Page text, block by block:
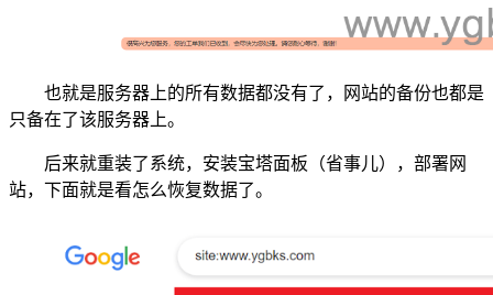
也就是服务器上的所有数据都没有了，网站的备份也都是
只备在了该服务器上。
后来就重装了系统，安装宝塔面板（省事儿），部署网
站，下面就是看怎么恢复数据了。